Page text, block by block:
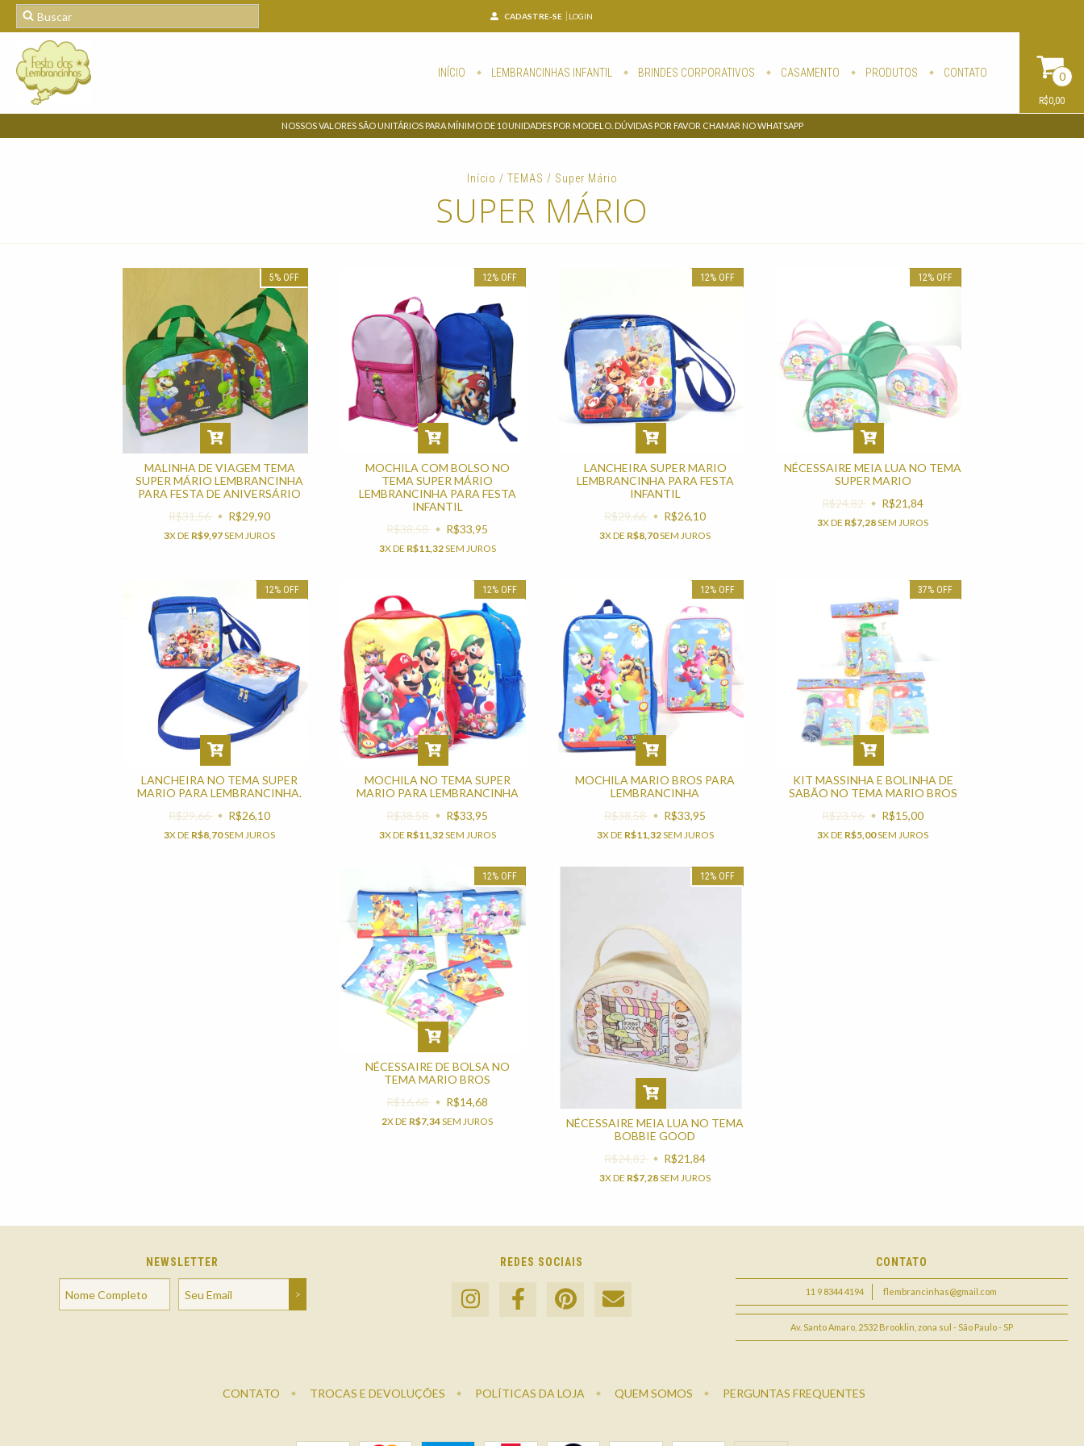
CADASTRE-SE LOGIN
INÍCIO LEMBRANCINHAS INFANTIL BRINDES CORPORATIVOS CASAMENTO PRODUTOS CONTATO 0
R$0,00
NOSSOS VALORES SÃO UNITÁRIOS PARA MÍNIMO DE 10 UNIDADES POR MODELO. DÚVIDAS POR FAVOR CHAMAR NO WHATSAPP
Início / TEMAS / Super Mário
SUPER MÁRIO
5% OFF
MALINHA DE VIAGEM TEMA
SUPER MÁRIO LEMBRANCINHA
PARA FESTA DE ANIVERSÁRIO
R$31,56
R$29,90
3X DE R$9,97SEM JUROS
12% OFF
MOCHILA COM BOLSO NO
TEMA SUPER MÁRIO
LEMBRANCINHA PARA FESTA
INFANTIL
R$38,58
R$33,95
3X DE R$11,32SEM JUROS
12% OFF
LANCHEIRA SUPER MARIO
LEMBRANCINHA PARA FESTA
INFANTIL
R$29,66
R$26,10
3X DE R$8,70SEM JUROS
12% OFF
NÉCESSAIRE MEIA LUA NO TEMA
SUPER MARIO
R$24,82
R$21,84
3X DE R$7,28SEM JUROS
12% OFF
LANCHEIRA NO TEMA SUPER
MARIO PARA LEMBRANCINHA.
R$29,66
R$26,10
3X DE R$8,70SEM JUROS
12% OFF
MOCHILA NO TEMA SUPER
MARIO PARA LEMBRANCINHA
R$38,58
R$33,95
3X DE R$11,32SEM JUROS
12% OFF
MOCHILA MARIO BROS PARA
LEMBRANCINHA
R$38,58
R$33,95
3X DE R$11,32SEM JUROS
37% OFF
KIT MASSINHA E BOLINHA DE
SABÃO NO TEMA MARIO BROS
R$23,96
R$15,00
3X DE R$5,00SEM JUROS
12% OFF
NÉCESSAIRE DE BOLSA NO
TEMA MARIO BROS
R$16,68
R$14,68
2X DE R$7,34SEM JUROS
12% OFF
NÉCESSAIRE MEIA LUA NO TEMA
BOBBIE GOOD
R$24,82
R$21,84
3X DE R$7,28SEM JUROS
NEWSLETTER REDES SOCIAIS CONTATO
11 9 8344 4194 flembrancinhas@gmail.com
Av. Santo Amaro, 2532 Brooklin, zona sul - São Paulo - SP
CONTATO TROCAS E DEVOLUÇÕES POLÍTICAS DA LOJA QUEM SOMOS PERGUNTAS FREQUENTES